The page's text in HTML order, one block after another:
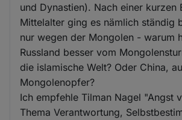
und Dynastien). Nach einer kurzen
Mittelalter ging es nämlich ständig
nur wegen der Mongolen - warum
Russland besser vom
die islamische Welt? Oder China,
Mongolenopfer?
Ich empfehle Tilman Nagel "Angst
Thema Verantwortung,